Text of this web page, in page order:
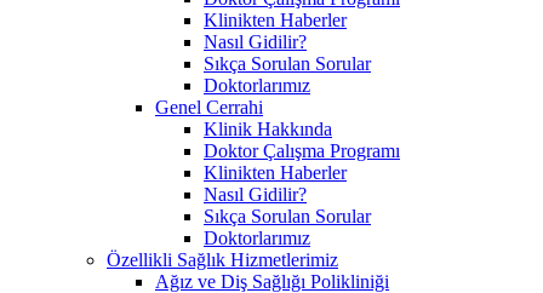
Klinikten Haberler
Nasıl Gidilir?
Sıkça Sorulan Sorular
Doktorlarımız
Genel Cerrahi
Klinik Hakkında
Doktor Çalışma Programı
Klinikten Haberler
Nasıl Gidilir?
Sıkça Sorulan Sorular
Doktorlarımız
Özellikli Sağlık Hizmetlerimiz
Ağız ve Diş Sağlığı Polikliniği